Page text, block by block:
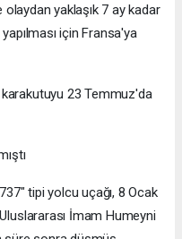
yaklaşık 7 ay kadar
için Fransa'ya
23 Temmuz'da
tipi yolcu uçağı, 8 Ocak
İmam Humeyni